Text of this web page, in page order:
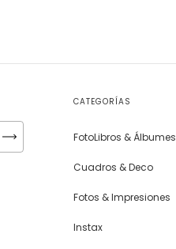
CATEGORÍAS
FotoLibros & Álbumes
Cuadros & Deco
Fotos & Impresiones
Instax